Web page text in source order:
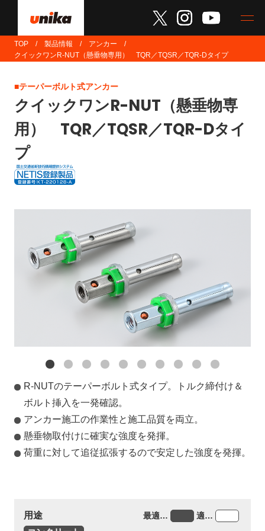
TOP 製品情報
アンカー
クイックワンR-NUT（懸垂物専用） TQR／TQSR／TQR-Dタイプ
■テーパーボルト式アンカー
クイックワンR-NUT（懸垂物専
用） TQR／TQSR／TQR-Dタイ
プ
R-NUTのテーパーボルト式タイプ。トルク締付け＆
ボルト挿入を一発確認。
アンカー施工の作業性と施工品質を両立。
懸垂物取付けに確実な強度を発揮。
荷重に対して追従拡張するので安定した強度を発揮。
用途 最適… 適…